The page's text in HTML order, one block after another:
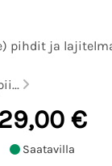
pihdit ja
29,00 €
Saatavilla